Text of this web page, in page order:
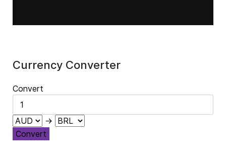
Currency Converter
Convert
→
Convert